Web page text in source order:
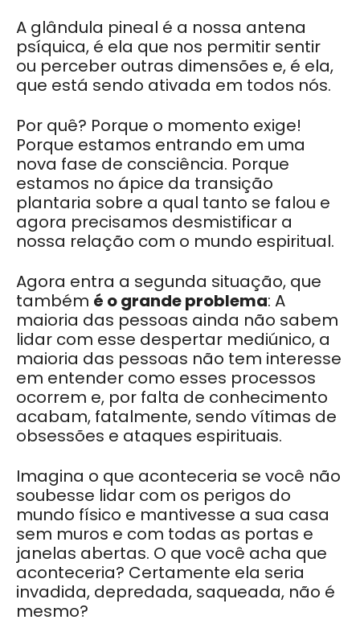
A glândula pineal é a nossa antena
psíquica, é ela que nos permitir sentir
ou perceber outras dimensões e, é ela,
que está sendo ativada em todos nós.
Por quê? Porque o momento exige!
Porque estamos entrando em uma
nova fase de consciência. Porque
estamos no ápice da transição
plantaria sobre a qual tanto se falou e
agora precisamos desmistificar a
nossa relação com o mundo espiritual.
Agora entra a segunda situação, que
também é o grande problema: A
maioria das pessoas ainda não sabem
lidar com esse despertar mediúnico, a
maioria das pessoas não tem interesse
em entender como esses processos
ocorrem e, por falta de conhecimento
acabam, fatalmente, sendo vítimas de
obsessões e ataques espirituais.
Imagina o que aconteceria se você não
soubesse lidar com os perigos do
mundo físico e mantivesse a sua casa
sem muros e com todas as portas e
janelas abertas. O que você acha que
aconteceria? Certamente ela seria
invadida, depredada, saqueada, não é
mesmo?